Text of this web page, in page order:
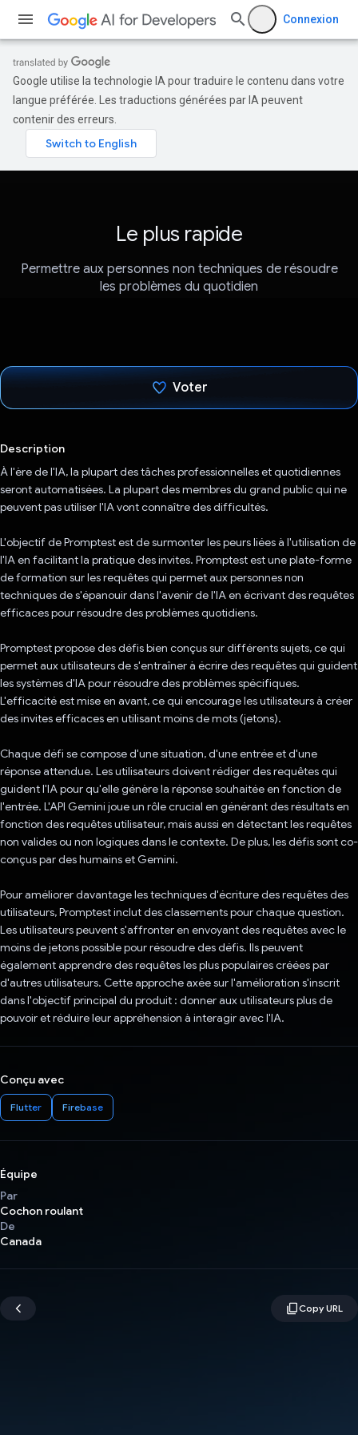
Connexion
Google utilise la technologie IA pour traduire le contenu dans votre
langue préférée. Les traductions générées par IA peuvent
contenir des erreurs.
Le plus rapide
Permettre aux personnes non techniques de résoudre
les problèmes du quotidien
Voter
Description
À l'ère de l'IA, la plupart des tâches professionnelles et quotidiennes
seront automatisées. La plupart des membres du grand public qui ne
peuvent pas utiliser l'IA vont connaître des difficultés.
L'objectif de Promptest est de surmonter les peurs liées à l'utilisation de
l'IA en facilitant la pratique des invites. Promptest est une plate-forme
de formation sur les requêtes qui permet aux personnes non
techniques de s'épanouir dans l'avenir de l'IA en écrivant des requêtes
efficaces pour résoudre des problèmes quotidiens.
Promptest propose des défis bien conçus sur différents sujets, ce qui
permet aux utilisateurs de s'entraîner à écrire des requêtes qui guident
les systèmes d'IA pour résoudre des problèmes spécifiques.
L'efficacité est mise en avant, ce qui encourage les utilisateurs à créer
des invites efficaces en utilisant moins de mots (jetons).
Chaque défi se compose d'une situation, d'une entrée et d'une
réponse attendue. Les utilisateurs doivent rédiger des requêtes qui
guident l'IA pour qu'elle génère la réponse souhaitée en fonction de
l'entrée. L'API Gemini joue un rôle crucial en générant des résultats en
fonction des requêtes utilisateur, mais aussi en détectant les requêtes
non valides ou non logiques dans le contexte. De plus, les défis sont co-
conçus par des humains et Gemini.
Pour améliorer davantage les techniques d'écriture des requêtes des
utilisateurs, Promptest inclut des classements pour chaque question.
Les utilisateurs peuvent s'affronter en envoyant des requêtes avec le
moins de jetons possible pour résoudre des défis. Ils peuvent
également apprendre des requêtes les plus populaires créées par
d'autres utilisateurs. Cette approche axée sur l'amélioration s'inscrit
dans l'objectif principal du produit : donner aux utilisateurs plus de
pouvoir et réduire leur appréhension à interagir avec l'IA.
Conçu avec
Flutter Firebase
Équipe
Par
Cochon roulant
De
Canada